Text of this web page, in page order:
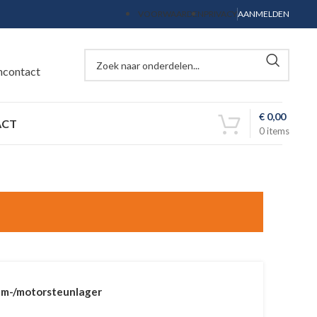
VOORWAARDENPRIVACYAANMELDEN
0items
€ 0,00
motorsteunlager